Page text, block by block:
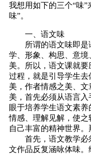
我想用如下的三个“味
味”。
一、语文味
所谓的语文味即是
学、形象、构思、意
美。所以，语文课就
过程，就是引导学生
美，作者情感之美、
美，首先必须从语言
眼于培养学生语文素
情感、理解见解，使
自己丰富的精神世界
首先，语文教学必
文作品反复涵咏体味